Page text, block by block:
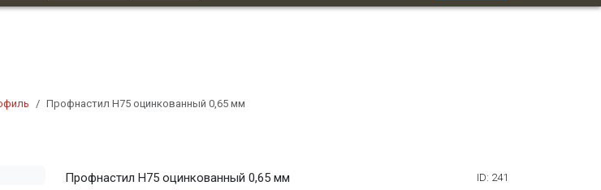
Профнастил H75 оцинкованный 0,65 мм
Профнастил H75 оцинкованный 0,65 мм ID: 241